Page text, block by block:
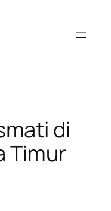
di
Timur